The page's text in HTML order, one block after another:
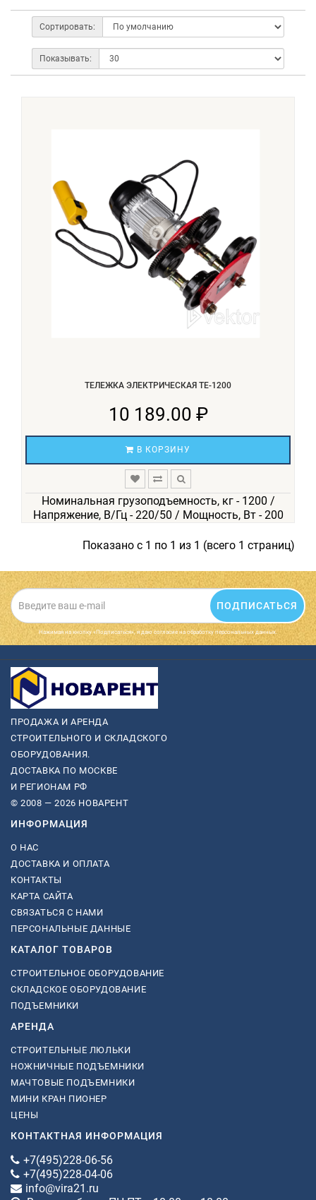
Сортировать:
Показывать:
ТЕЛЕЖКА ЭЛЕКТРИЧЕСКАЯ TE-1200
10 189.00 ₽
В КОРЗИНУ
Номинальная грузоподъемность, кг - 1200 /
Напряжение, В/Гц - 220/50 / Мощность, Вт - 200
Показано с 1 по 1 из 1 (всего 1 страниц)
ПОДПИСАТЬСЯ
Нажимая на кнопку «Подписаться», я даю cогласие на обработку персональных данных.
ПРОДАЖА И АРЕНДА
СТРОИТЕЛЬНОГО И СКЛАДСКОГО
ОБОРУДОВАНИЯ.
ДОСТАВКА ПО МОСКВЕ
И РЕГИОНАМ РФ
© 2008 — 2026 НОВАРЕНТ
ИНФОРМАЦИЯ
О НАС
ДОСТАВКА И ОПЛАТА
КОНТАКТЫ
КАРТА САЙТА
СВЯЗАТЬСЯ С НАМИ
ПЕРСОНАЛЬНЫЕ ДАННЫЕ
КАТАЛОГ ТОВАРОВ
СТРОИТЕЛЬНОЕ ОБОРУДОВАНИЕ
СКЛАДСКОЕ ОБОРУДОВАНИЕ
ПОДЪЕМНИКИ
АРЕНДА
СТРОИТЕЛЬНЫЕ ЛЮЛЬКИ
НОЖНИЧНЫЕ ПОДЪЕМНИКИ
МАЧТОВЫЕ ПОДЪЕМНИКИ
МИНИ КРАН ПИОНЕР
ЦЕНЫ
КОНТАКТНАЯ ИНФОРМАЦИЯ
+7(495)228-06-56
+7(495)228-04-06
info@vira21.ru